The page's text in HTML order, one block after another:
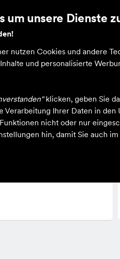
um unsere Dienste
nutzen Cookies und andere
und personalisierte
klicken, geben Sie
Verarbeitung Ihrer Daten in
nicht oder nur
hin, damit Sie auch
Über uns Kontakt
in